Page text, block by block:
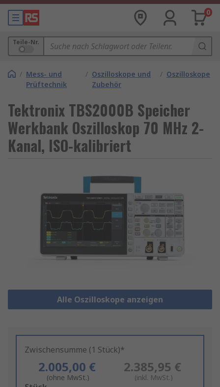
0
Teile-Nr.
/ Mess- und
Prüftechnik
/ Oszilloskope und
Zubehör
/ Oszilloskope
Tektronix TBS2000B Speicher
Werkbank Oszilloskop 70 MHz 2-
Kanal, ISO-kalibriert
Alle Oszilloskope anzeigen
Zwischensumme (1 Stück)*
2.005,00 €
(ohne MwSt.)
2.385,95 €
(inkl. MwSt.)